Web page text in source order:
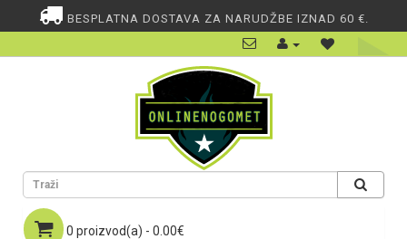
BESPLATNA DOSTAVA ZA NARUDŽBE IZNAD 60 €.
0 proizvod(a) - 0.00€